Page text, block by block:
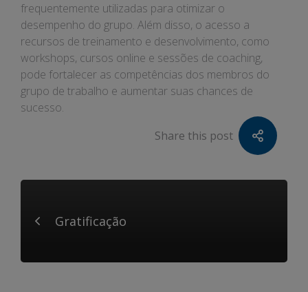
frequentemente utilizadas para otimizar o
desempenho do grupo. Além disso, o acesso a
recursos de treinamento e desenvolvimento, como
workshops, cursos online e sessões de coaching,
pode fortalecer as competências dos membros do
grupo de trabalho e aumentar suas chances de
sucesso.
Share this post
Gratificação